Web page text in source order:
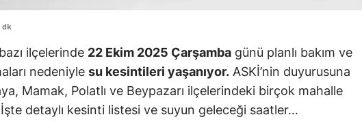
dk
ilçelerinde 22 Ekim 2025 Çarşamba günü planlı bakım ve
nedeniyle su kesintileri yaşanıyor. ASKİ’nin duyurusuna
Mamak, Polatlı ve Beypazarı ilçelerindeki birçok mahalle
detaylı kesinti listesi ve suyun geleceği saatler…